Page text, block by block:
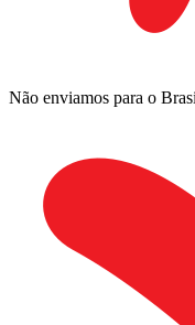
Não enviamos para o